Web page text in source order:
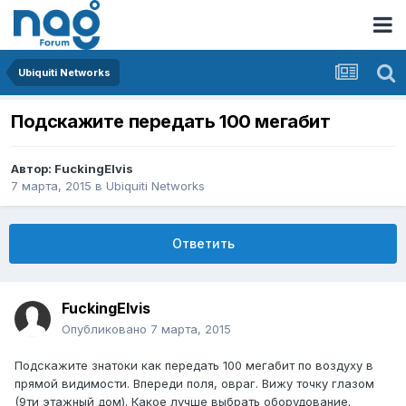
Ubiquiti Networks
Подскажите передать 100 мегабит
Автор: FuckingElvis
7 марта, 2015 в Ubiquiti Networks
Ответить
FuckingElvis
Опубликовано 7 марта, 2015
Подскажите знатоки как передать 100 мегабит по воздуху в
прямой видимости. Впереди поля, овраг. Вижу точку глазом
(9ти этажный дом). Какое лучше выбрать оборудование.